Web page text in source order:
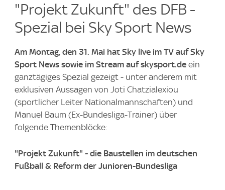
"Projekt Zukunft" des DFB -
Spezial bei Sky Sport News
Am Montag, den 31. Mai hat Sky live im TV auf Sky
Sport News sowie im Stream auf skysport.de ein
ganztägiges Spezial gezeigt - unter anderem mit
exklusiven Aussagen von Joti Chatzialexiou
(sportlicher Leiter Nationalmannschaften) und
Manuel Baum (Ex-Bundesliga-Trainer) über
folgende Themenblöcke:
"Projekt Zukunft" - die Baustellen im deutschen
Fußball & Reform der Junioren-Bundesliga